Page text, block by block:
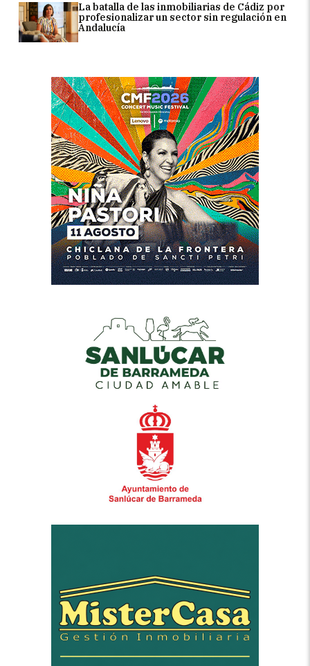
La batalla de las inmobiliarias de Cádiz por
profesionalizar un sector sin regulación en
Andalucía